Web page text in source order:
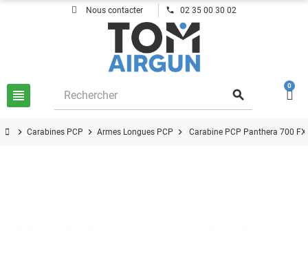
Nous contacter phone 02 35 00 30 02
view_headline search
0
chevron_right Carabines PCP chevron_right Armes Longues PCP chevron_right Carabine PCP Panthera 700